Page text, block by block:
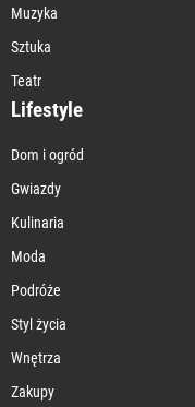
Muzyka
Sztuka
Teatr
Lifestyle
Dom i ogród
Gwiazdy
Kulinaria
Moda
Podróże
Styl życia
Wnętrza
Zakupy